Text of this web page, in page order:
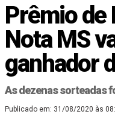
Prêmio de
Nota MS
ganhador
As dezenas sorteadas
Publicado em: 31/08/2020 às